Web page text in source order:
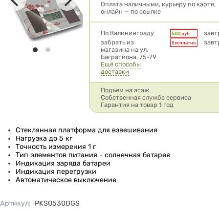
Оплата наличными, курьеру по карте,
онлайн — по ссылке
Условия доставки
По Калининграду 500руб.
забрать из
магазина на ул.
Багратиона, 75-79
бесплатно
Ещё способы
доставки
Подъём на этаж
Собственная служба сервиса
Гарантия на товар 1 год
Стеклянная платформа для взвешивания
Нагрузка до 5 кг
Точность измерения 1 г
Тип элементов питания - солнечная батарея
Индикация заряда батареи
Индикация перегрузки
Автоматическое выключение
Артикул: PKS0530DGS